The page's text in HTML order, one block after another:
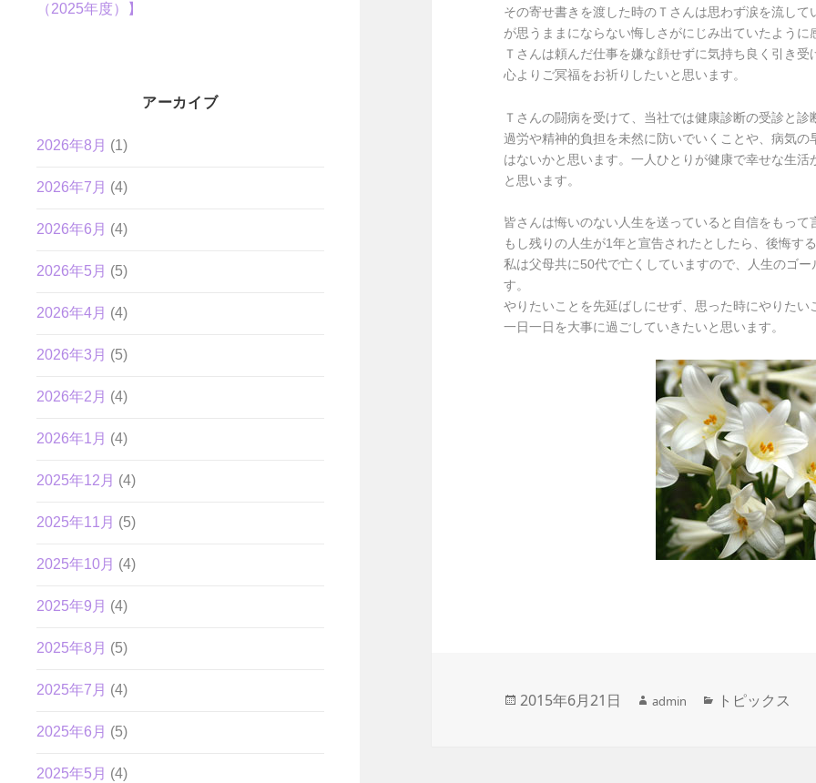
（2025年度）】
アーカイブ
2026年8月 (1)
2026年7月 (4)
2026年6月 (4)
2026年5月 (5)
2026年4月 (4)
2026年3月 (5)
2026年2月 (4)
2026年1月 (4)
2025年12月 (4)
2025年11月 (5)
2025年10月 (4)
2025年9月 (4)
2025年8月 (5)
2025年7月 (4)
2025年6月 (5)
2025年5月 (4)
その寄せ書きを渡した時のＴさんは思わず涙を流し
が思うままにならない悔しさがにじみ出ていたように
Ｔさんは頼んだ仕事を嫌な顔せずに気持ち良く引き受
心よりご冥福をお祈りしたいと思います。
Ｔさんの闘病を受けて、当社では健康診断の受診と
過労や精神的負担を未然に防いでいくことや、病気
はないかと思います。一人ひとりが健康で幸せな生
と思います。
皆さんは悔いのない人生を送っていると自信をもって
もし残りの人生が1年と宣告されたとしたら、後悔す
私は父母共に50代で亡くしていますので、人生のゴ
す。
やりたいことを先延ばしにせず、思った時にやりたい
一日一日を大事に過ごしていきたいと思います。
投
2015年6月21日
作
admin
カ
トピックス